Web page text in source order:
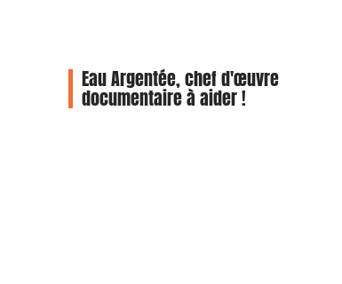
Eau Argentée, chef d'œuvre
documentaire à aider !